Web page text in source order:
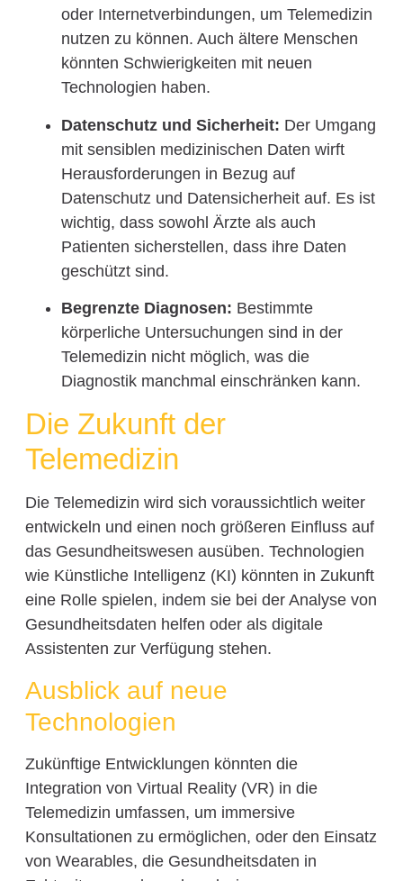
oder Internetverbindungen, um Telemedizin
nutzen zu können. Auch ältere Menschen
könnten Schwierigkeiten mit neuen
Technologien haben.
Datenschutz und Sicherheit: Der Umgang
mit sensiblen medizinischen Daten wirft
Herausforderungen in Bezug auf
Datenschutz und Datensicherheit auf. Es ist
wichtig, dass sowohl Ärzte als auch
Patienten sicherstellen, dass ihre Daten
geschützt sind.
Begrenzte Diagnosen: Bestimmte
körperliche Untersuchungen sind in der
Telemedizin nicht möglich, was die
Diagnostik manchmal einschränken kann.
Die Zukunft der
Telemedizin
Die Telemedizin wird sich voraussichtlich weiter
entwickeln und einen noch größeren Einfluss auf
das Gesundheitswesen ausüben. Technologien
wie Künstliche Intelligenz (KI) könnten in Zukunft
eine Rolle spielen, indem sie bei der Analyse von
Gesundheitsdaten helfen oder als digitale
Assistenten zur Verfügung stehen.
Ausblick auf neue
Technologien
Zukünftige Entwicklungen könnten die
Integration von Virtual Reality (VR) in die
Telemedizin umfassen, um immersive
Konsultationen zu ermöglichen, oder den Einsatz
von Wearables, die Gesundheitsdaten in